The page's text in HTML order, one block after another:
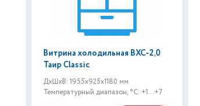
Витрина холодильная ВХС-2,0
Таир Classic
ДxШxВ: 1955x925x1180 мм
Температурный диапазон, °C: +1...+7